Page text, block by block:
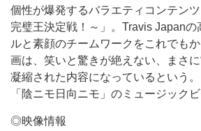
個性が爆発するバラエティコンテン
完璧王決定戦！～」。Travis Japanの
ルと素顔のチームワークをこれでも
画は、笑いと驚きが絶えない、まさに
凝縮された内容になっているという
「陰ニモ日向ニモ」のミュージック
◎映像情報